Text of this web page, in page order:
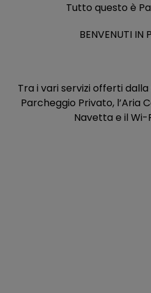
Tutto questo è
BENVENUTI IN
Tra i vari servizi offerti
Parcheggio Privato, l’Aria
Navetta e il Wi-